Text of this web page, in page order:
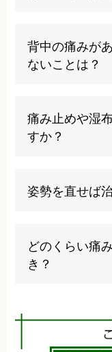
痛みが続く場合
当院では初回の
し、必要な場合
背中の痛みが
ないことは？
避けてください
す。ただ、自己
院では症状に合
す。
痛み止めや湿
すか？
改善には生活習
院では症状に合
す。
姿勢を直せば
のバランスも重
の歪みの状態
どのくらい痛
き？
出る場合は受診